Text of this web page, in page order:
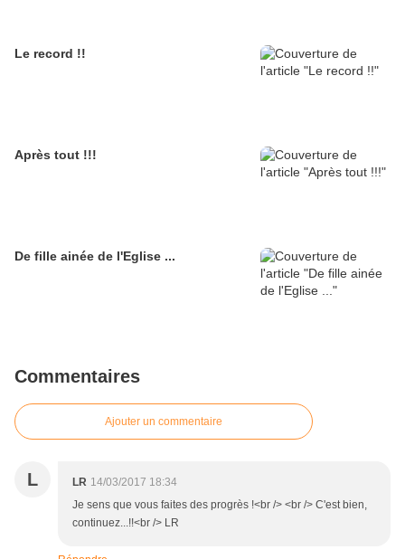
Le record !!
Après tout !!!
De fille ainée de l'Eglise ...
Commentaires
Ajouter un commentaire
L LR 14/03/2017 18:34
Je sens que vous faites des progrès !<br /> <br /> C'est bien,
continuez...!!<br /> LR